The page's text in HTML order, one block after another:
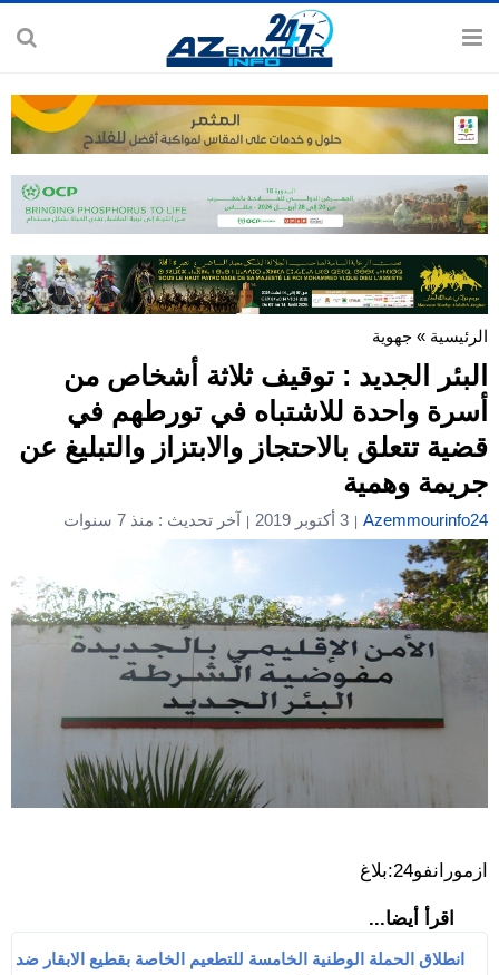
الرئيسية » جهوية
البئر الجديد : توقيف ثلاثة أشخاص من
أسرة واحدة للاشتباه في تورطهم في
قضية تتعلق بالاحتجاز والابتزاز والتبليغ عن
جريمة وهمية
Azemmourinfo24 3 أكتوبر 2019 آخر تحديث : منذ 7 سنوات
ازمورانفو24:بلاغ
اقرأ أيضا...
انطلاق الحملة الوطنية الخامسة للتطعيم الخاصة بقطيع الابقار ضد